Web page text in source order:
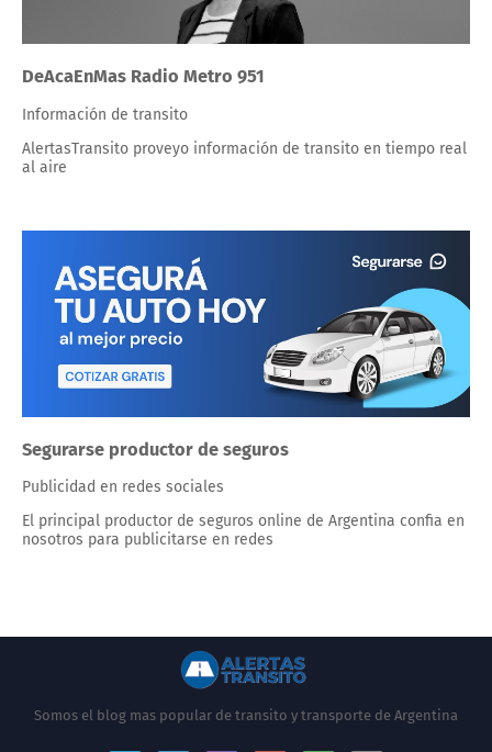
DeAcaEnMas Radio Metro 951
Información de transito
AlertasTransito proveyo información de transito en tiempo real
al aire
Segurarse productor de seguros
Publicidad en redes sociales
El principal productor de seguros online de Argentina confia en
nosotros para publicitarse en redes
Somos el blog mas popular de transito y transporte de Argentina